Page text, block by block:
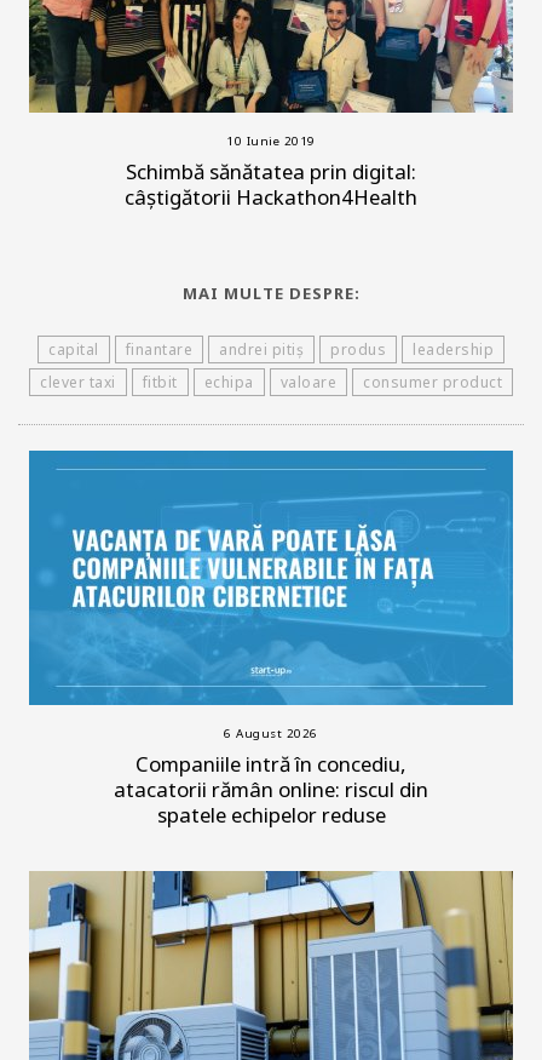
10 Iunie 2019
Schimbă sănătatea prin digital:
câştigătorii Hackathon4Health
MAI MULTE DESPRE:
capital finantare andrei pitiș produs
leadership
clever taxi
fitbit echipa valoare consumer product
6 August 2026
Companiile intră în concediu,
atacatorii rămân online: riscul din
spatele echipelor reduse